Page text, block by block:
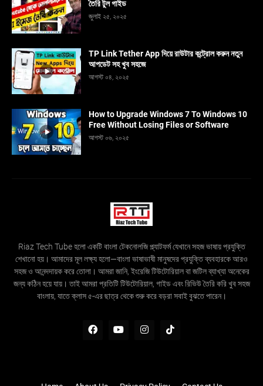
তৈরি টুল গাইড
জুলাই ২৫, ২০২৫
TP Link Tether App দিয়ে রাউটার কন্ট্রোল করুন নতুন
আপডেট সহ খুব সহজে
আগস্ট ০৪, ২০২৫
How to Upgrade Windows 7 To Windows 10
Free Without Losing Files or Software
আগস্ট ০৬, ২০২৫
Riaz Tech Tube হলো একটি বাংলা টেকনোলজি প্ল্যাটফর্ম যেখানে সহজ ভাষায় প্রযুক্তি
শেখানো হয়। আমাদের মূল লক্ষ্য হলো—বাংলা ভাষাভাষী মানুষদের প্রযুক্তি ব্যবহারকে আরও
সহজ ও আনন্দদায়ক করে তোলা। আমরা জানি, ইংরেজি টিউটোরিয়াল বা জটিল ব্যাখ্যা অনেকের
জন্য কঠিন হয়ে যায়। তাই আমরা প্রতিটি টিউটোরিয়াল, গাইড এবং রিভিউ তৈরি করি খুব সহজ
বাংলায়, যাতে ক্লাস ৫-এর ছাত্র থেকে শুরু করে বড়রা সবাই বুঝতে পারেন।